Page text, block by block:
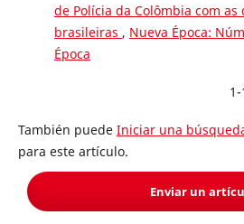
de Polícia da Colômbia com as
brasileiras , Nueva Época:
Época
También puede Iniciar una
para este artículo.
Enviar un